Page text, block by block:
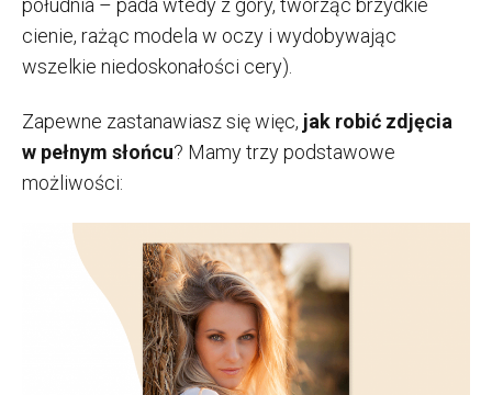
południa – pada wtedy z góry, tworząc brzydkie
cienie, rażąc modela w oczy i wydobywając
wszelkie niedoskonałości cery).
Zapewne zastanawiasz się więc, jak robić zdjęcia
w pełnym słońcu? Mamy trzy podstawowe
możliwości: